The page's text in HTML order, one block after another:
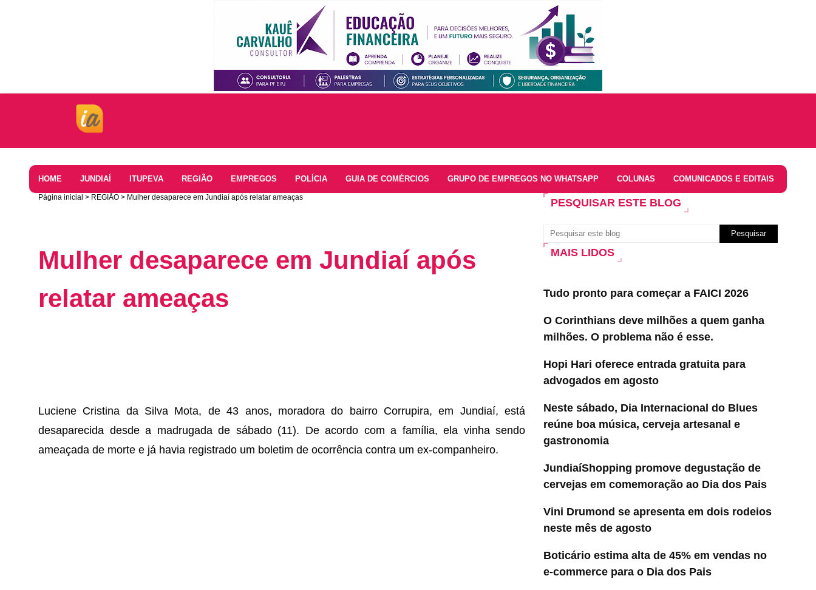
HOME JUNDIAÍ ITUPEVA REGIÃO EMPREGOS POLÍCIA GUIA DE COMÉRCIOS GRUPO DE EMPREGOS NO WHATSAPP COLUNAS COMUNICADOS E EDITAIS
Página inicial REGIÃO Mulher desaparece em Jundiaí após relatar ameaças
Mulher desaparece em Jundiaí após
relatar ameaças
Luciene Cristina da Silva Mota, de 43 anos, moradora do bairro Corrupira, em Jundiaí, está
desaparecida desde a madrugada de sábado (11). De acordo com a família, ela vinha sendo
ameaçada de morte e já havia registrado um boletim de ocorrência contra um ex-companheiro.
PESQUISAR ESTE BLOG
MAIS LIDOS
Tudo pronto para começar a FAICI 2026
O Corinthians deve milhões a quem ganha
milhões. O problema não é esse.
Hopi Hari oferece entrada gratuita para
advogados em agosto
Neste sábado, Dia Internacional do Blues
reúne boa música, cerveja artesanal e
gastronomia
JundiaíShopping promove degustação de
cervejas em comemoração ao Dia dos Pais
Vini Drumond se apresenta em dois rodeios
neste mês de agosto
Boticário estima alta de 45% em vendas no
e-commerce para o Dia dos Pais